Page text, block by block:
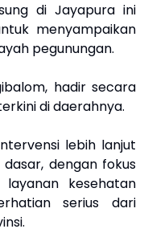
di Jayapura ini
menyampaikan
pegunungan.
hadir secara
di daerahnya.
lebih lanjut
dengan fokus
kesehatan
serius dari